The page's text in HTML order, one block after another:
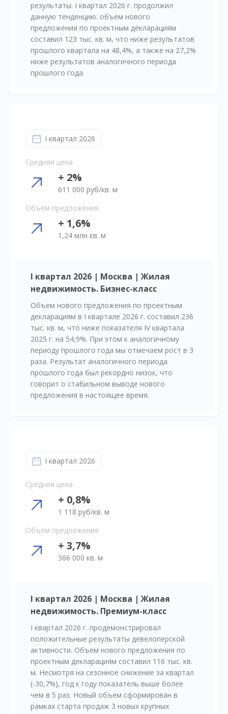
результаты. I квартал 2026 г. продолжил
данную тенденцию: объем нового
предложения по проектным декларациям
составил 123 тыс. кв. м, что ниже результатов
прошлого квартала на 48,4%, а также на 27,2%
ниже результатов аналогичного периода
прошлого года.
I квартал 2026
Средняя цена
+ 2%
611 000 руб/кв. м
Объём предложения
+ 1,6%
1,24 млн кв. м
I квартал 2026 | Москва | Жилая
недвижимость. Бизнес-класс
Объем нового предложения по проектным
декларациям в I квартале 2026 г. составил 236
тыс. кв. м, что ниже показателя IV квартала
2025 г. на 54,9%. При этом к аналогичному
периоду прошлого года мы отмечаем рост в 3
раза. Результат аналогичного периода
прошлого года был рекордно низок, что
говорит о стабильном выводе нового
предложения в настоящее время.
I квартал 2026
Средняя цена
+ 0,8%
1 118 руб/кв. м
Объём предложения
+ 3,7%
366 000 кв. м
I квартал 2026 | Москва | Жилая
недвижимость. Премиум-класс
I квартал 2026 г. продемонстрировал
положительные результаты девелоперской
активности. Объем нового предложения по
проектным декларациям составил 116 тыс. кв.
м. Несмотря на сезонное снижение за квартал
(-30,7%), год к году показатель выше более
чем в 5 раз. Новый объем сформирован в
рамках старта продаж 3 новых крупных